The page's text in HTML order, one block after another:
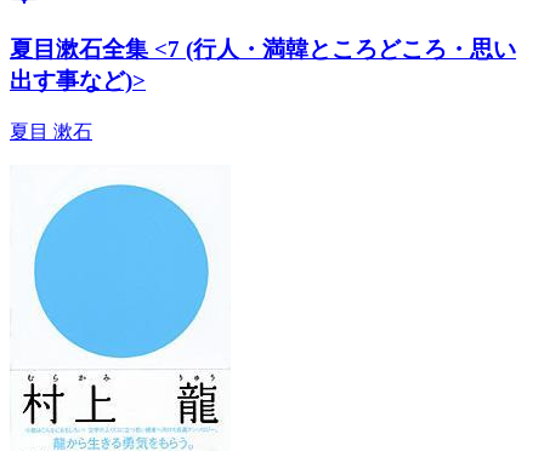
夏目漱石全集 <7 (行人・満韓ところどころ・思い
出す事など)>
夏目 漱石